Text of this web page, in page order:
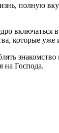
полную
которые
на Господа.